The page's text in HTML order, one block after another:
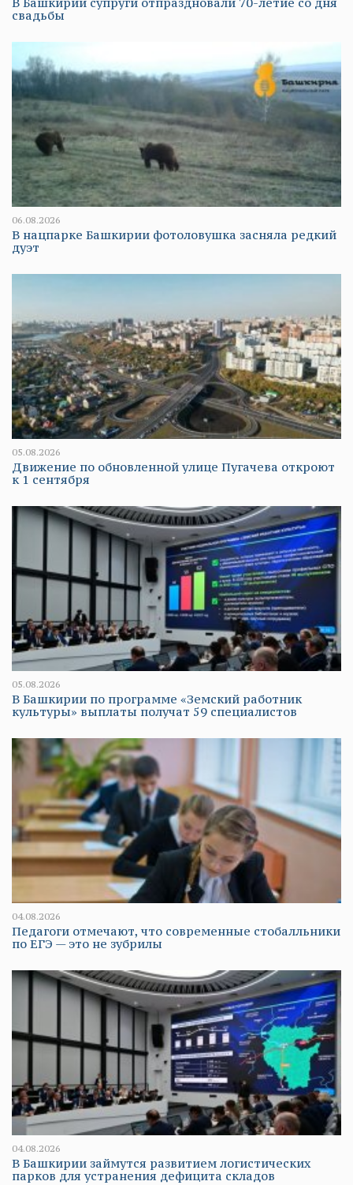
В Башкирии супруги отпраздновали 70-летие со дня
свадьбы
06.08.2026
В нацпарке Башкирии фотоловушка засняла редкий
дуэт
05.08.2026
Движение по обновленной улице Пугачева откроют
к 1 сентября
05.08.2026
В Башкирии по программе «Земский работник
культуры» выплаты получат 59 специалистов
04.08.2026
Педагоги отмечают, что современные стобалльники
по ЕГЭ — это не зубрилы
04.08.2026
В Башкирии займутся развитием логистических
парков для устранения дефицита складов